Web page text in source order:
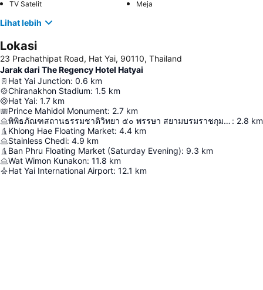
TV Satelit Meja
Lihat lebih
Lokasi
23 Prachathipat Road, Hat Yai, 90110, Thailand
Jarak dari The Regency Hotel Hatyai
Hat Yai Junction: 0.6 km
Chiranakhon Stadium: 1.5 km
Hat Yai: 1.7 km
Prince Mahidol Monument: 2.7 km
พิพิธภัณฑสถานธรรมชาติวิทยา ๕๐ พรรษา สยามบรมราชกุมารี : 2.8 km
Khlong Hae Floating Market: 4.4 km
Stainless Chedi: 4.9 km
Ban Phru Floating Market (Saturday Evening): 9.3 km
Wat Wimon Kunakon: 11.8 km
Hat Yai International Airport: 12.1 km